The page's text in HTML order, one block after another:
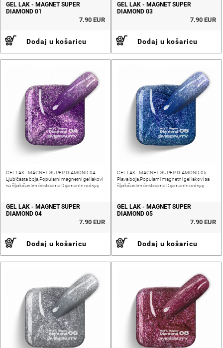
GEL LAK - MAGNET SUPER
DIAMOND 01
7.90 EUR
Dodaj u košaricu
GEL LAK - MAGNET SUPER
DIAMOND 03
7.90 EUR
Dodaj u košaricu
GEL LAK - MAGNET SUPER DIAMOND 04
Ljubičasta boja.Popularni magnetni gel lakovi
sa šljokičastim česticama.Dijamantni odsjaj.
GEL LAK - MAGNET SUPER
DIAMOND 04
7.90 EUR
Dodaj u košaricu
GEL LAK - MAGNET SUPER DIAMOND 05
Plava boja.Popularni magnetni gel lakovi sa
šljokičastim česticama.Dijamantni odsjaj.
GEL LAK - MAGNET SUPER
DIAMOND 05
7.90 EUR
Dodaj u košaricu